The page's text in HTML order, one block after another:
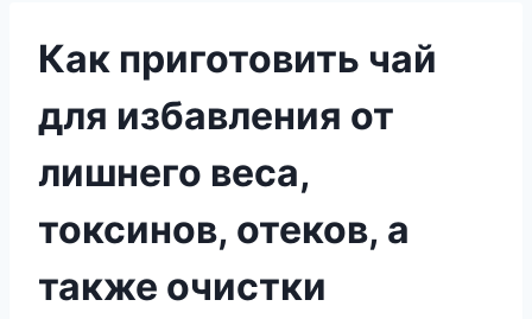
Как приготовить чай
для избавления от
лишнего веса,
токсинов, отеков, а
также очистки